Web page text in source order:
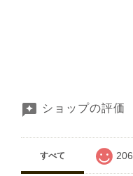
ショップの評価
すべて 206